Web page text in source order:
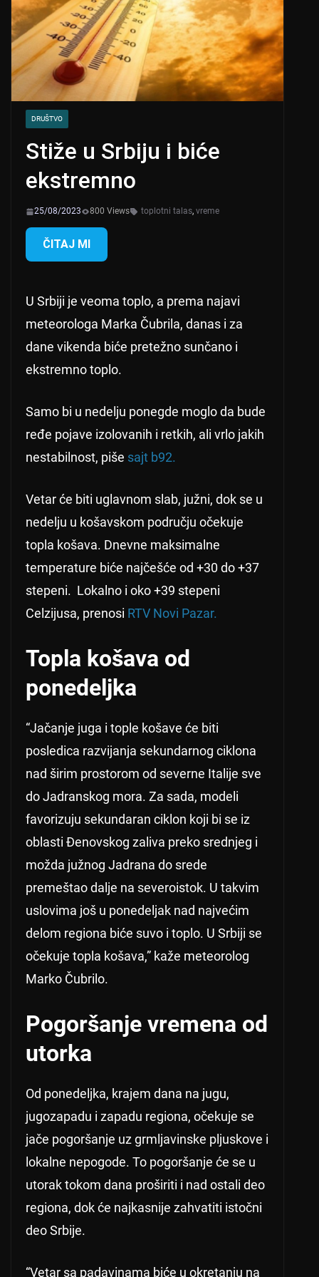
DRUŠTVO
Stiže u Srbiju i biće
ekstremno
25/08/2023 800 Views toplotni talas, vreme
ČITAJ MI
U Srbiji je veoma toplo, a prema najavi
meteorologa Marka Čubrila, danas i za
dane vikenda biće pretežno sunčano i
ekstremno toplo.
Samo bi u nedelju ponegde moglo da bude
ređe pojave izolovanih i retkih, ali vrlo jakih
nestabilnost, piše sajt b92.
Vetar će biti uglavnom slab, južni, dok se u
nedelju u košavskom području očekuje
topla košava. Dnevne maksimalne
temperature biće najčešće od +30 do +37
stepeni. Lokalno i oko +39 stepeni
Celzijusa, prenosi RTV Novi Pazar.
Topla košava od
ponedeljka
“Jačanje juga i tople košave će biti
posledica razvijanja sekundarnog ciklona
nad širim prostorom od severne Italije sve
do Jadranskog mora. Za sada, modeli
favorizuju sekundaran ciklon koji bi se iz
oblasti Đenovskog zaliva preko srednjeg i
možda južnog Jadrana do srede
premeštao dalje na severoistok. U takvim
uslovima još u ponedeljak nad najvećim
delom regiona biće suvo i toplo. U Srbiji se
očekuje topla košava,” kaže meteorolog
Marko Čubrilo.
Pogoršanje vremena od
utorka
Od ponedeljka, krajem dana na jugu,
jugozapadu i zapadu regiona, očekuje se
jače pogoršanje uz grmljavinske pljuskove i
lokalne nepogode. To pogoršanje će se u
utorak tokom dana proširiti i nad ostali deo
regiona, dok će najkasnije zahvatiti istočni
deo Srbije.
“Vetar sa padavinama biće u okretanju na